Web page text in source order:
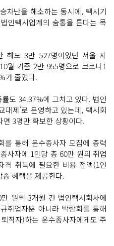
차난을 해소하는 동시에, 택시기
인택시업계의 숨통을 튼다는 목
해도 3만 527명이었던 서울 지
월 기준 2만 955명으로 코로나1
가 줄었다.
도 34.37%에 그치고 있다. 법인
대제’로 운영하고 있는데, 택시회
3명만 확보한 상황이다.
를 통해 운수종사자 모집에 총력
사자에 1인당 총 60만 원의 취업
격 취득에 필요한 비용 전액(1인
혜택을 제공한다.
원씩 3개월 간 법인택시회사에
취업자뿐 아니라 박람회를 통해
직자)하는 운수종사자에게도 주